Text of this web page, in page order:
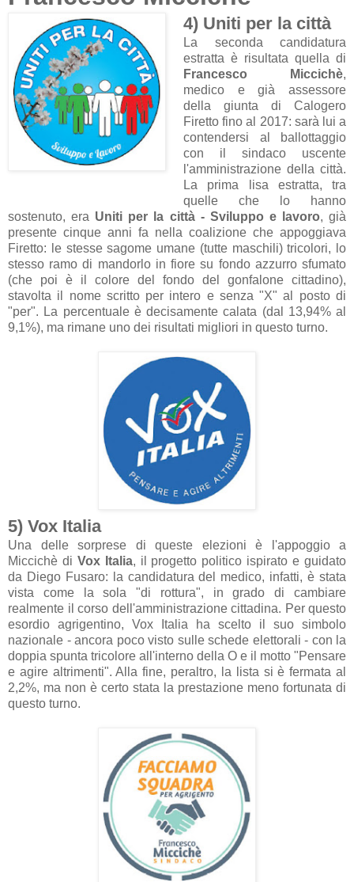
4) Uniti per la città
La seconda candidatura
estratta è risultata quella di
Francesco Miccichè,
medico e già assessore
della giunta di Calogero
Firetto fino al 2017: sarà lui a
contendersi al ballottaggio
con il sindaco uscente
l'amministrazione della città.
La prima lisa estratta, tra
quelle che lo hanno
sostenuto, era Uniti per la città - Sviluppo e lavoro, già
presente cinque anni fa nella coalizione che appoggiava
Firetto: le stesse sagome umane (tutte maschili) tricolori, lo
stesso ramo di mandorlo in fiore su fondo azzurro sfumato
(che poi è il colore del fondo del gonfalone cittadino),
stavolta il nome scritto per intero e senza "X" al posto di
"per". La percentuale è decisamente calata (dal 13,94% al
9,1%), ma rimane uno dei risultati migliori in questo turno.
5) Vox Italia
Una delle sorprese di queste elezioni è l'appoggio a
Miccichè di Vox Italia, il progetto politico ispirato e guidato
da Diego Fusaro: la candidatura del medico, infatti, è stata
vista come la sola "di rottura", in grado di cambiare
realmente il corso dell'amministrazione cittadina. Per questo
esordio agrigentino, Vox Italia ha scelto il suo simbolo
nazionale - ancora poco visto sulle schede elettorali - con la
doppia spunta tricolore all'interno della O e il motto "Pensare
e agire altrimenti". Alla fine, peraltro, la lista si è fermata al
2,2%, ma non è certo stata la prestazione meno fortunata di
questo turno.